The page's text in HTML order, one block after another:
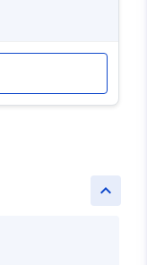
keyboard_arrow_up